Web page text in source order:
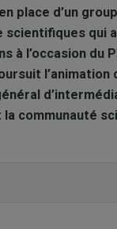
place d’un
scientifiques qui
à l’occasion du
l’animation
la communauté